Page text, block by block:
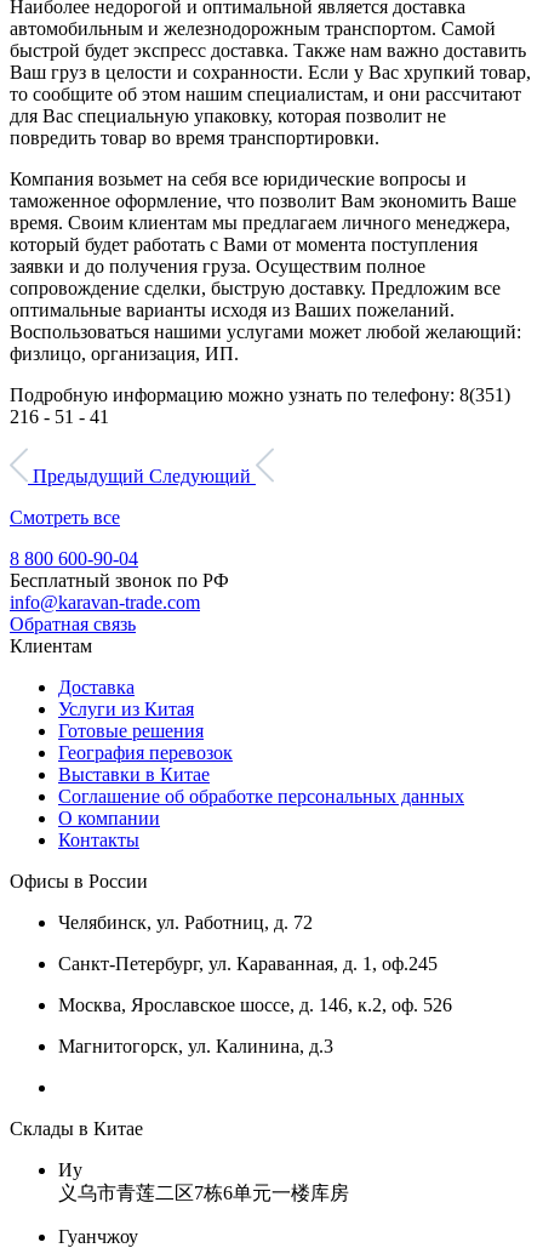
Наиболее недорогой и оптимальной является доставка
автомобильным и железнодорожным транспортом. Самой
быстрой будет экспресс доставка. Также нам важно доставить
Ваш груз в целости и сохранности. Если у Вас хрупкий товар,
то сообщите об этом нашим специалистам, и они рассчитают
для Вас специальную упаковку, которая позволит не
повредить товар во время транспортировки.
Компания возьмет на себя все юридические вопросы и
таможенное оформление, что позволит Вам экономить Ваше
время. Своим клиентам мы предлагаем личного менеджера,
который будет работать с Вами от момента поступления
заявки и до получения груза. Осуществим полное
сопровождение сделки, быструю доставку. Предложим все
оптимальные варианты исходя из Ваших пожеланий.
Воспользоваться нашими услугами может любой желающий:
физлицо, организация, ИП.
Подробную информацию можно узнать по телефону: 8(351)
216 - 51 - 41
Предыдущий Следующий
Смотреть все
8 800 600-90-04
Бесплатный звонок по РФ
info@karavan-trade.com
Обратная связь
Клиентам
Доставка
Услуги из Китая
Готовые решения
География перевозок
Выставки в Китае
Соглашение об обработке персональных данных
О компании
Контакты
Офисы в России
Челябинск, ул. Работниц, д. 72
Санкт-Петербург, ул. Караванная, д. 1, оф.245
Москва, Ярославское шоссе, д. 146, к.2, оф. 526
Магнитогорск, ул. Калинина, д.3
Склады в Китае
Иу
义乌市青莲二区7栋6单元一楼库房
Гуанчжоу